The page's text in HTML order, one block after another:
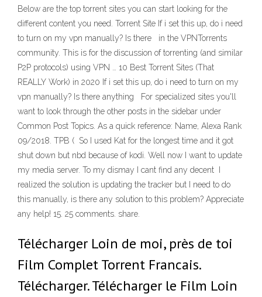
Below are the top torrent sites you can start looking for the
different content you need. Torrent Site If i set this up, do i need
to turn on my vpn manually? Is there in the VPNTorrents
community. This is for the discussion of torrenting (and similar
P2P protocols) using VPN … 10 Best Torrent Sites (That
REALLY Work) in 2020 If i set this up, do i need to turn on my
vpn manually? Is there anything For specialized sites you'll
want to look through the other posts in the sidebar under
Common Post Topics. As a quick reference: Name, Alexa Rank
09/2018. TPB ( So I used Kat for the longest time and it got
shut down but nbd because of kodi. Well now I want to update
my media server. To my dismay I cant find any decent I
realized the solution is updating the tracker but I need to do
this manually, is there any solution to this problem? Appreciate
any help! 15. 25 comments. share.
Télécharger Loin de moi, près de toi
Film Complet Torrent Francais.
Télécharger. Télécharger le Film Loin